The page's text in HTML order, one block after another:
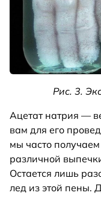
Рис. 3.
Ацетат натрия —
вам для его
мы часто
различной
Остается лишь
лед из этой пены.